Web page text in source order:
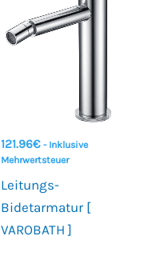
121.96€ - Inklusive
Mehrwertsteuer
Leitungs-
Bidetarmatur [
VAROBATH ]